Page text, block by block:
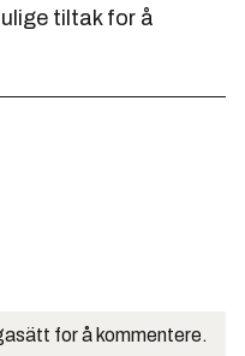
tiltak for å
for å kommentere.